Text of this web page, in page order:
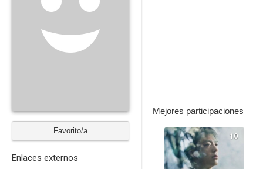
Favorito/a
Enlaces externos
Mejores participaciones
10